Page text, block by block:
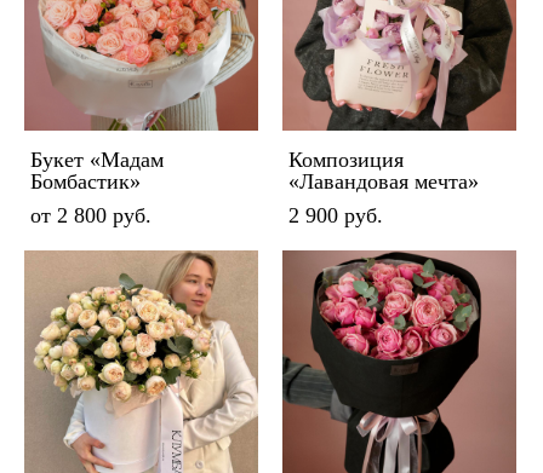
Букет «Мадам
Бомбастик»
от 2 800 pуб.
Композиция
«Лавандовая мечта»
2 900 pуб.